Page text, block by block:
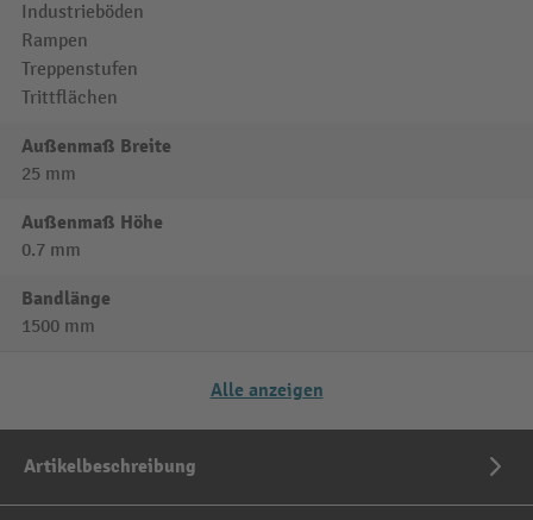
Industrieböden
Rampen
Treppenstufen
Trittflächen
Außenmaß Breite
25 mm
Außenmaß Höhe
0.7 mm
Bandlänge
1500 mm
Alle anzeigen
Artikelbeschreibung